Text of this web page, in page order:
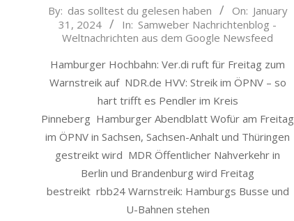
2024-
By: das solltest du gelesen haben On: January
31, 2024
In: Samweber Nachrichtenblog -
Weltnachrichten aus dem Google Newsfeed
Hamburger Hochbahn: Ver.di ruft für Freitag zum
Warnstreik auf NDR.de HVV: Streik im ÖPNV – so
hart trifft es Pendler im Kreis
Pinneberg Hamburger Abendblatt Wofür am Freitag
im ÖPNV in Sachsen, Sachsen-Anhalt und Thüringen
gestreikt wird MDR Öffentlicher Nahverkehr in
Berlin und Brandenburg wird Freitag
bestreikt rbb24 Warnstreik: Hamburgs Busse und
U-Bahnen stehen